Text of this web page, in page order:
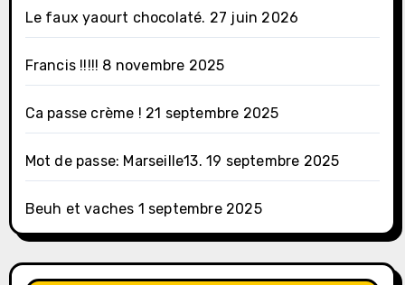
Le faux yaourt chocolaté. 27 juin 2026
Francis !!!!! 8 novembre 2025
Ca passe crème ! 21 septembre 2025
Mot de passe: Marseille13. 19 septembre 2025
Beuh et vaches 1 septembre 2025